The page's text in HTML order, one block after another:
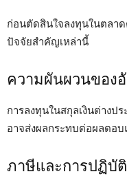
ก่อนตัดสินใจลงทุนในตลา
ปัจจัยสำคัญเหล่านี้
ความผันผวนของ
การลงทุนในสกุลเงินต่างป
อาจส่งผลกระทบต่อผลตอ
ภาษีและการปฏิบั